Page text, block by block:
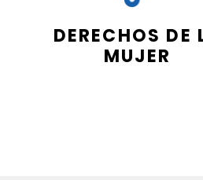
DERECHOS DE
MUJER